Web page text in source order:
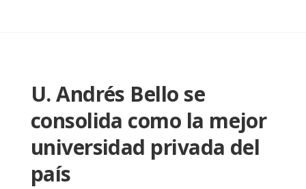
U. Andrés Bello se
consolida como la mejor
universidad privada del
país